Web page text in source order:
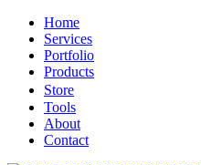
Home
Services
Portfolio
Products
Store
Tools
About
Contact